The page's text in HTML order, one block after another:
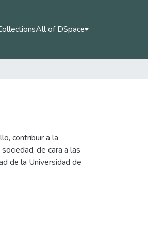
All of DSpace
contribuir a la
de cara a las
de la Universidad de